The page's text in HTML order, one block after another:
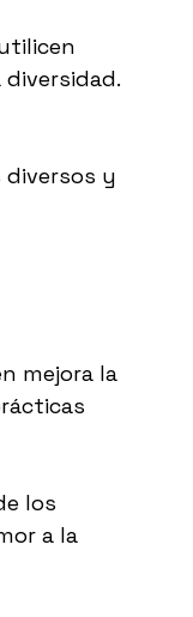
diversos y
mejora la
los
a la